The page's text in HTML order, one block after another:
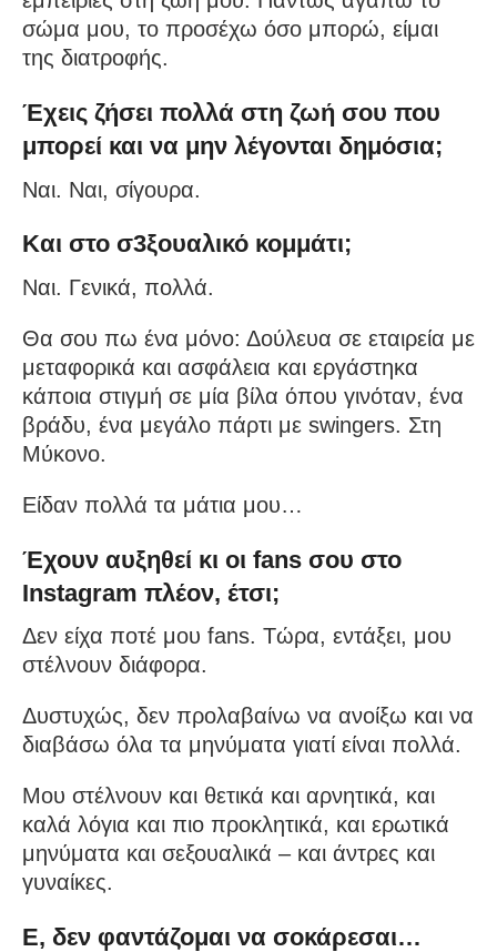
σώμα μου, το προσέχω όσο μπορώ, είμαι
της διατροφής.
Έχεις ζήσει πολλά στη ζωή σου που
μπορεί και να μην λέγονται δημόσια;
Ναι. Ναι, σίγουρα.
Και στο σ3ξουαλικό κομμάτι;
Ναι. Γενικά, πολλά.
Θα σου πω ένα μόνο: Δούλευα σε εταιρεία με
μεταφορικά και ασφάλεια και εργάστηκα
κάποια στιγμή σε μία βίλα όπου γινόταν, ένα
βράδυ, ένα μεγάλο πάρτι με swingers. Στη
Μύκονο.
Είδαν πολλά τα μάτια μου…
Έχουν αυξηθεί κι οι fans σου στο
Instagram πλέον, έτσι;
Δεν είχα ποτέ μου fans. Τώρα, εντάξει, μου
στέλνουν διάφορα.
Δυστυχώς, δεν προλαβαίνω να ανοίξω και να
διαβάσω όλα τα μηνύματα γιατί είναι πολλά.
Μου στέλνουν και θετικά και αρνητικά, και
καλά λόγια και πιο προκλητικά, και ερωτικά
μηνύματα και σεξουαλικά – και άντρες και
γυναίκες.
Ε, δεν φαντάζομαι να σοκάρεσαι…